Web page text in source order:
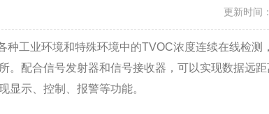
更新时间
种工业环境和特殊环境中的TVOC浓度连续在线检
。配合信号发射器和信号接收器，可以实现数据远
显示、控制、报警等功能。